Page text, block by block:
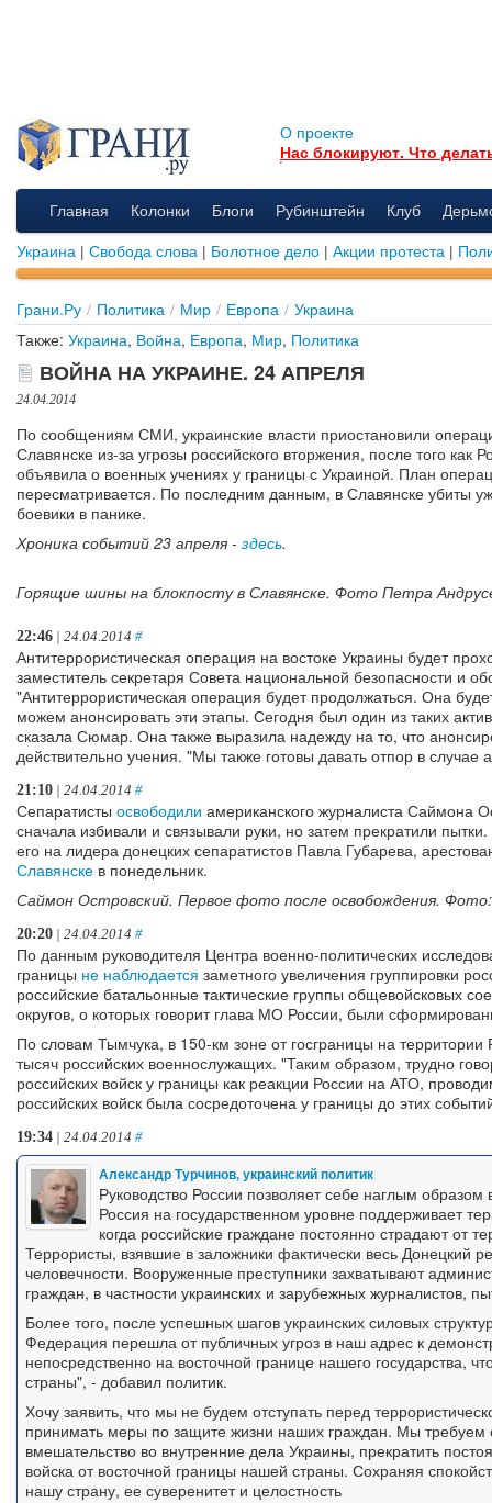
О проекте
Нас блокируют. Что
Главная Колонки Блоги Рубинштейн Клуб
Украина | Свобода слова | Болотное дело | Акции протеста |
Грани.Ру / Политика / Мир / Европа / Украина
Также: Украина, Война, Европа, Мир, Политика
ВОЙНА НА УКРАИНЕ. 24 АПРЕЛЯ
24.04.2014
По сообщениям СМИ, украинские власти приостановили
Славянске из-за угрозы российского вторжения, после того как
объявила о военных учениях у границы с Украиной. План
пересматривается. По последним данным, в Славянске убиты
боевики в панике.
Хроника событий 23 апреля - здесь.
Горящие шины на блокпосту в Славянске. Фото Петра
22:46 | 24.04.2014 #
Антитеррористическая операция на востоке Украины будет
заместитель секретаря Совета национальной безопасности и
"Антитеррористическая операция будет продолжаться. Она
можем анонсировать эти этапы. Сегодня был один из таких
сказала Сюмар. Она также выразила надежду на то, что
действительно учения. "Мы также готовы давать отпор в
21:10 | 24.04.2014 #
Сепаратисты освободили американского журналиста Саймона
сначала избивали и связывали руки, но затем прекратили
его на лидера донецких сепаратистов Павла Губарева,
Славянске в понедельник.
Саймон Островский. Первое фото после освобождения.
20:20 | 24.04.2014 #
По данным руководителя Центра военно-политических
границы не наблюдается заметного увеличения группировки
российские батальонные тактические группы общевойсковых
округов, о которых говорит глава МО России, были
По словам Тымчука, в 150-км зоне от госграницы на
тысяч российских военнослужащих. "Таким образом, трудно
российских войск у границы как реакции России на АТО,
российских войск была сосредоточена у границы до этих
19:34 | 24.04.2014 #
Александр Турчинов, украинский политик
Руководство России позволяет себе наглым
Россия на государственном уровне поддерживает
когда российские граждане постоянно страдают от
Террористы, взявшие в заложники фактически весь Донецкий
человечности. Вооруженные преступники захватывают
граждан, в частности украинских и зарубежных журналистов,
Более того, после успешных шагов украинских силовых
Федерация перешла от публичных угроз в наш адрес к
непосредственно на восточной границе нашего государства,
страны", - добавил политик.
Хочу заявить, что мы не будем отступать перед
принимать меры по защите жизни наших граждан. Мы требуем
вмешательство во внутренние дела Украины, прекратить
войска от восточной границы нашей страны. Сохраняя
нашу страну, ее суверенитет и целостность